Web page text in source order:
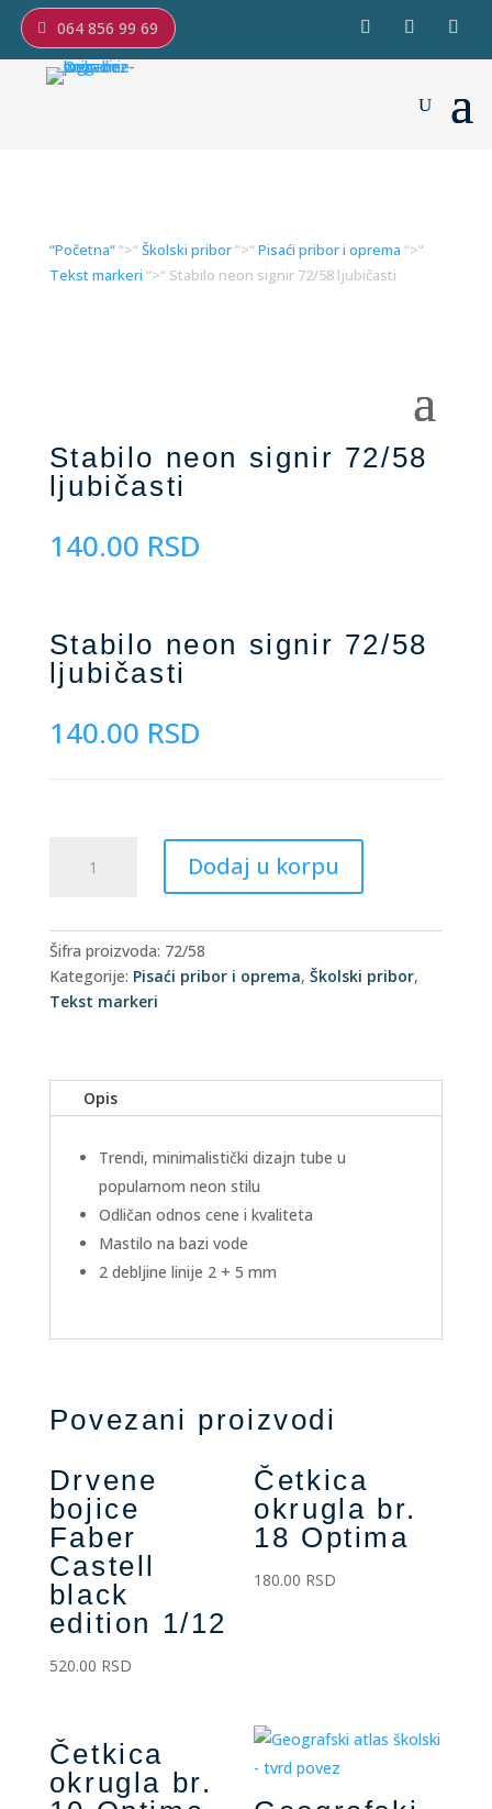
064 856 99 69
“Početna““>“Školski pribor“>“Pisaći pribor i oprema “>“
Tekst markeri “>“ Stabilo neon signir 72/58 ljubičasti
Stabilo neon signir 72/58
ljubičasti
140.00 RSD
Stabilo neon signir 72/58
ljubičasti
140.00 RSD
ljubičasti
količina
Dodaj u korpu
Šifra proizvoda: 72/58
Kategorije: Pisaći pribor i oprema, Školski pribor,
Tekst markeri
Opis
Trendi, minimalistički dizajn tube u
popularnom neon stilu
Odličan odnos cene i kvaliteta
Mastilo na bazi vode
2 debljine linije 2 + 5 mm
Povezani proizvodi
Drvene
bojice
Faber
Castell
black
edition 1/12
520.00 RSD
Četkica
okrugla br.
18 Optima
180.00 RSD
Četkica
okrugla br.